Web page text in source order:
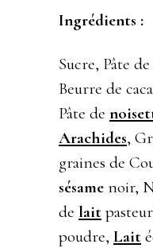
Ingrédients :
Sucre, Pâte
Beurre de
Pâte de
Arachides,
graines de
sésame noir,
de lait
poudre, Lait